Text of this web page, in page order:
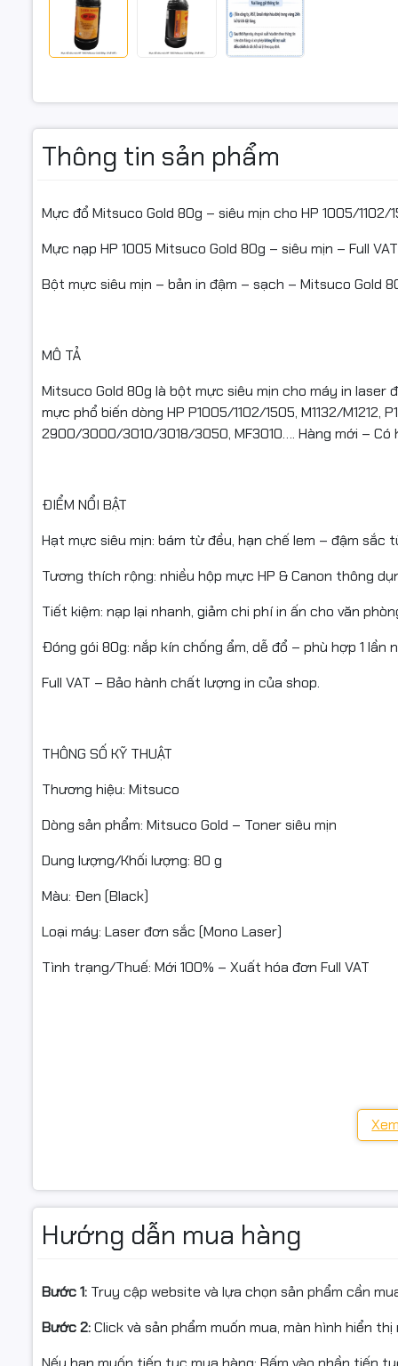
Thông tin sản phẩm
Mực đổ Mitsuco Gold 80g – siêu mịn cho HP 1005/1102/
Mực nạp HP 1005 Mitsuco Gold 80g – siêu mịn – Full VAT
Bột mực siêu mịn – bản in đậm – sạch – Mitsuco Gold
MÔ TẢ
Mitsuco Gold 80g là bột mực siêu mịn cho máy in
mực phổ biến dòng HP P1005/1102/1505, M1132/M1212,
2900/3000/3010/3018/3050, MF3010…. Hàng mới – Có
ĐIỂM NỔI BẬT
Hạt mực siêu mịn: bám từ đều, hạn chế lem – đậm sắc
Tương thích rộng: nhiều hộp mực HP & Canon thông
Tiết kiệm: nạp lại nhanh, giảm chi phí in ấn cho văn
Đóng gói 80g: nắp kín chống ẩm, dễ đổ – phù hợp 1
Full VAT – Bảo hành chất lượng in của shop.
THÔNG SỐ KỸ THUẬT
Thương hiệu: Mitsuco
Dòng sản phẩm: Mitsuco Gold – Toner siêu mịn
Dung lượng/Khối lượng: 80 g
Màu: Đen (Black)
Loại máy: Laser đơn sắc (Mono Laser)
Tình trạng/Thuế: Mới 100% – Xuất hóa đơn Full VAT
HP: CB435A (35A), CB436A (36A), CE285A (85A),
Canon: CRG-312 / 313 / 325 / 326 / 328 / 337 / 728 /
P1606dn / M1536dnf …
MF4412/4450/4570/4720/4750/4820/4870d/4890dn/
Hướng dẫn mua hàng
Bước 1: Truy cập website và lựa chọn sản phẩm cần
Bước 2:Click và sản phẩm muốn mua, màn hình hiển
Tiết kiệm:
Đóng gói
Full VAT
THÔNG SỐ
Dung
Màu: Đen
TƯƠNG
Hộp mực/
HP:
MF4412/
✅ Hàng